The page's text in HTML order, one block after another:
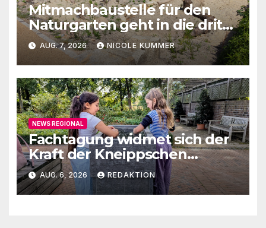
Mitmachbaustelle für den
Naturgarten geht in die dritte
Runde
AUG. 7, 2026 NICOLE KUMMER
NEWS REGIONAL
Fachtagung widmet sich der
Kraft der Kneippschen
Elemente
AUG. 6, 2026 REDAKTION